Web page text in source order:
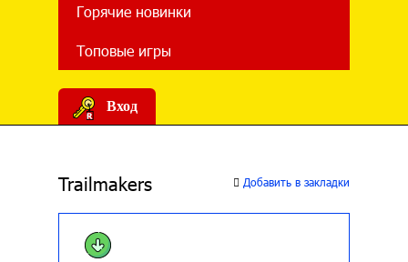
Горячие новинки
Топовые игры
Вход
Trailmakers Добавить в закладки